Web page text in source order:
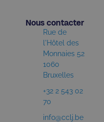
Nous contacter​
Rue de
l'Hôtel des
Monnaies 52
1060
Bruxelles
+32 2 543 02
70
info@cclj.be